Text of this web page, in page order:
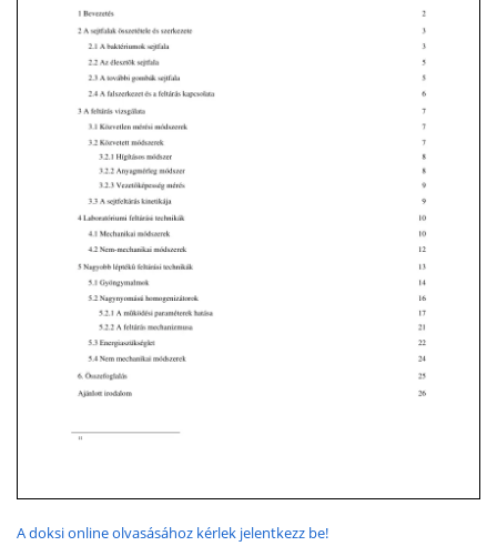
A doksi online olvasásához kérlek jelentkezz be!